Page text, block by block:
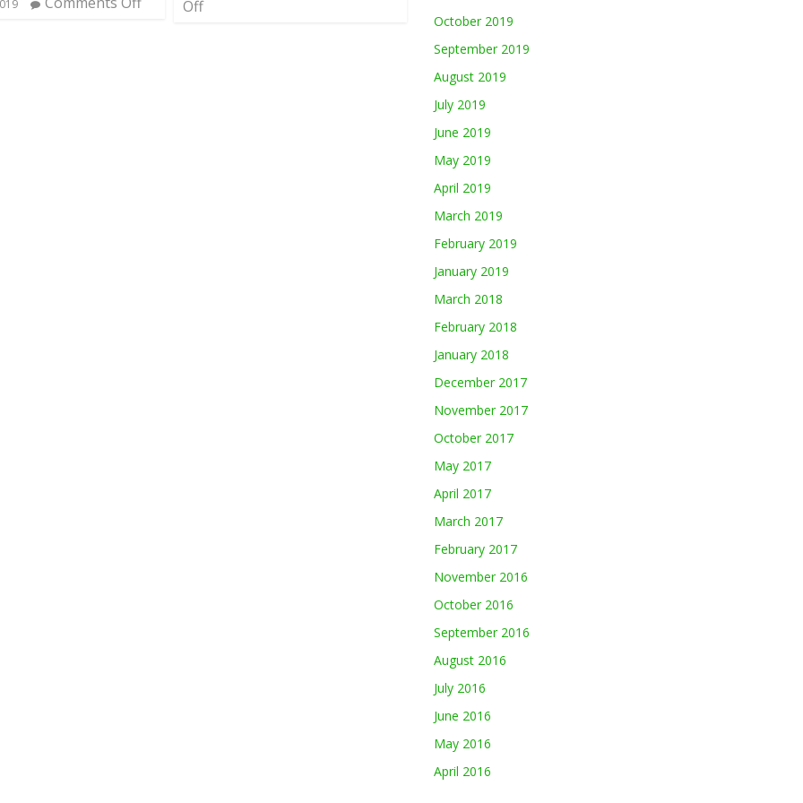
Off
October 2019
September 2019
August 2019
July 2019
June 2019
May 2019
April 2019
March 2019
February 2019
January 2019
March 2018
February 2018
January 2018
December 2017
November 2017
October 2017
May 2017
April 2017
March 2017
February 2017
November 2016
October 2016
September 2016
August 2016
July 2016
June 2016
May 2016
April 2016